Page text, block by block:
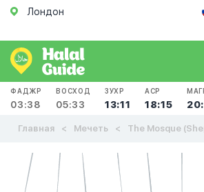
Лондон
ФАДЖР
03:38
ВОСХОД
05:33
ЗУХР
13:11
АСР
18:15
Главная Мечеть The Mosque